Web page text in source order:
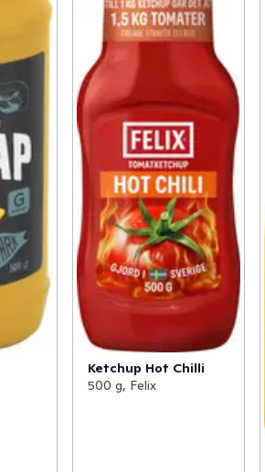
Ketchup Hot Chilli
500 g, Felix